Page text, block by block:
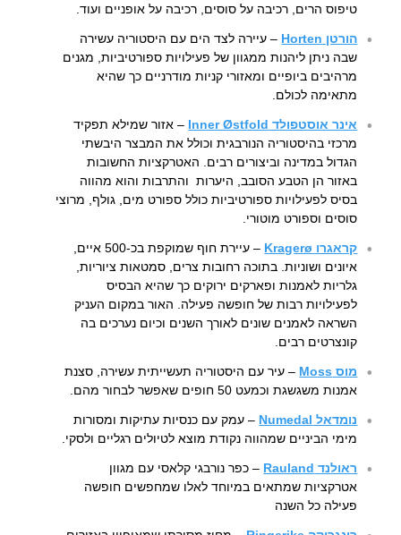
טיפוס הרים, רכיבה על סוסים, רכיבה על אופניים ועוד.
הורטן Horten
– עיירה לצד הים עם היסטוריה עשירה
שבה ניתן ליהנות ממגוון של פעילויות ספורטיביות, מגנים
מרהיבים ביופיים ומאזורי קניות מודרניים כך שהיא
מתאימה לכולם.
אינר אוסטפולד Inner Østfold
– אזור שמילא תפקיד
מרכזי בהיסטוריה הנורבגית וכולל את המבצר היבשתי
הגדול במדינה וביצורים רבים. האטרקציות החשובות
באזור הן הטבע הסובב, היערות והתרבות והוא מהווה
בסיס לפעילויות ספורטיביות כולל ספורט מים, גולף, מרוצי
סוסים וספורט מוטורי.
קראגרו Kragerø
– עיירת חוף שמוקפת בכ-500 איים,
איונים ושוניות. בתוכה רחובות צרים, סמטאות ציוריות,
גלריות לאמנות ופארקים ירוקים כך שהיא הבסיס
לפעילויות רבות של חופשה פעילה. האור במקום העניק
השראה לאמנים שונים לאורך השנים וכיום נערכים בה
קונצרטים רבים.
מוס Moss
– עיר עם היסטוריה תעשייתית עשירה, סצנת
אמנות משגשגת וכמעט 50 חופים שאפשר לבחור מהם.
נומדאל Numedal
– עמק עם כנסיות עתיקות ומסורות
מימי הביניים שמהווה נקודת מוצא לטיולים רגליים ולסקי.
ראולנד Rauland
– כפר נורבגי קלאסי עם מגוון
אטרקציות שמתאים במיוחד לאלו שמחפשים חופשה
פעילה כל השנה